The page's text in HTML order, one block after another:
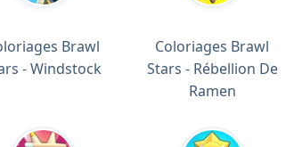
Brawl
- Windstock
Coloriages Brawl
Stars - Rébellion De
Ramen